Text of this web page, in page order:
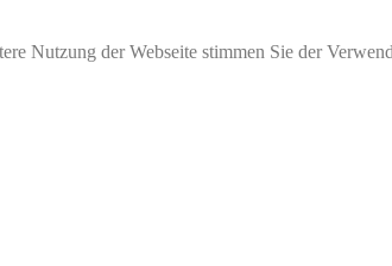
Nutzung der Webseite stimmen Sie der